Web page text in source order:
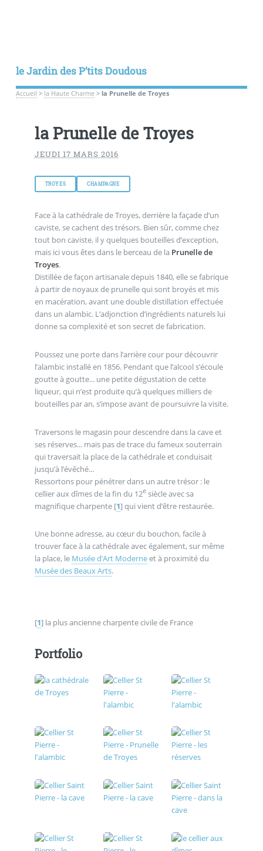
le Jardin des P’tits Doudous
Accueil > la Haute Charme> la Prunelle de Troyes
la Prunelle de Troyes
JEUDI 17 MARS 2016
TROYES CHAMPAGNE
Face à la cathédrale de Troyes, derrière la façade d’un
caviste, se cachent des trésors. Bien sûr, comme chez
tout bon caviste, il y quelques bouteilles d’exception,
mais ici vous êtes dans le berceau de la Prunelle de
Troyes.
Distillée de façon artisanale depuis 1840, elle se fabrique
à partir de noyaux de prunelle qui sont broyés et mis
en macération, avant une double distillation effectuée
dans un alambic. L’adjonction d’ingrédients naturels lui
donne sa complexité et son secret de fabrication.
Poussez une porte dans l’arrière cour pour découvrir
l’alambic installé en 1856. Pendant que l’alcool s’écoule
goutte à goutte... une petite dégustation de cette
liqueur, qui n’est produite qu’à quelques milliers de
bouteilles par an, s’impose avant de poursuivre la visite.
Traversons le magasin pour descendre dans la cave et
ses réserves... mais pas de trace du fameux souterrain
qui traversait la place de la cathédrale et conduisait
jusqu’à l’évêché...
Ressortons pour pénétrer dans un autre trésor : le
cellier aux dîmes de la fin du 12esiècle avec sa
magnifique charpente[1]qui vient d’être restaurée.
Une bonne adresse, au cœur du bouchon, facile à
trouver face à la cathédrale avec également, sur même
la place, le Musée d’Art Moderneet à proximité du
Musée des Beaux Arts.
[1] la plus ancienne charpente civile de France
Portfolio